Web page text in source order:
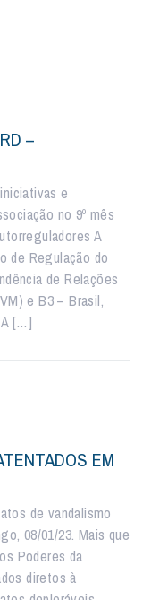
–
e
no 9º mês
A
de Regulação do
de Relações
e B3 – Brasil,
[…]
EM
de vandalismo
08/01/23. Mais que
Poderes da
diretos à